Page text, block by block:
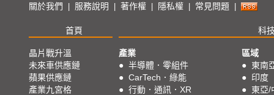
關於我們 服務說明 著作權 隱私權 常見問題
首頁 科
晶片戰升溫
未來車供應鏈
蘋果供應鏈
產業九宮格
產業
● 半導體．零組件
● CarTech．綠能
● 行動．通訊．XR
區域
● 東南
● 印度
● 東亞/